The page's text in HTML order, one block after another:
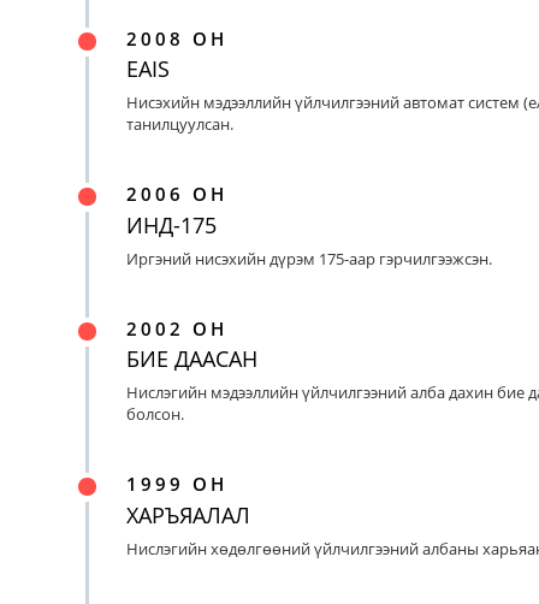
2008 ОН
EAIS
Нисэхийн мэдээллийн үйлчилгээний автомат систем
танилцуулсан.
2006 ОН
ИНД-175
Иргэний нисэхийн дүрэм 175-аар гэрчилгээжсэн.
2002 ОН
БИЕ ДААСАН
Нислэгийн мэдээллийн үйлчилгээний алба дахин бие
болсон.
1999 ОН
ХАРЪЯАЛАЛ
Нислэгийн хөдөлгөөний үйлчилгээний албаны